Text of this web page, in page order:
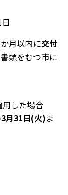
月以内に交付
類をむつ市に
した場合
月31日(火)ま